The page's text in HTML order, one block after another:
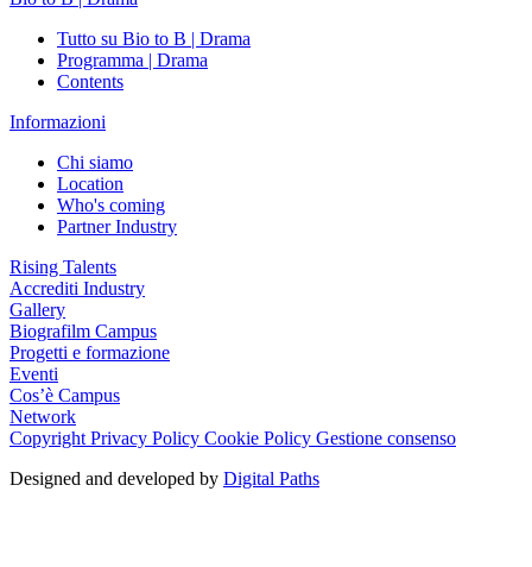
Tutto su Bio to B | Drama
Programma | Drama
Contents
Informazioni
Chi siamo
Location
Who's coming
Partner Industry
Rising Talents
Accrediti Industry
Gallery
Biografilm Campus
Progetti e formazione
Eventi
Cos’è Campus
Network
Copyright Privacy Policy Cookie Policy Gestione consenso
Designed and developed by Digital Paths